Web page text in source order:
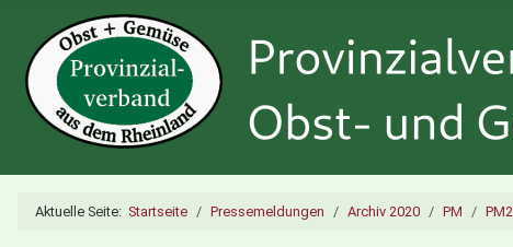
Aktuelle Seite: Startseite Pressemeldungen Archiv 2020 PM